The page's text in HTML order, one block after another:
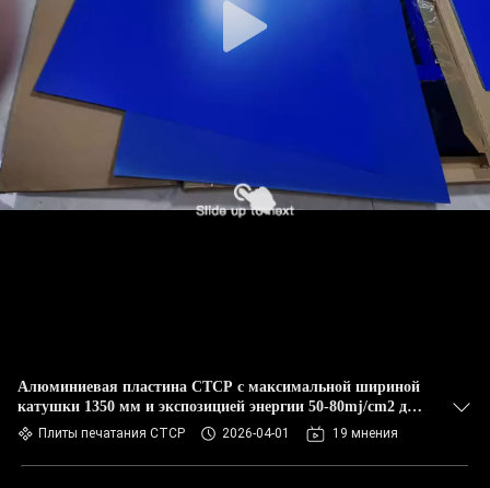
Алюминиевая пластина CTCP с максимальной шириной
катушки 1350 мм и экспозицией энергии 50-80mj/cm2 для
офсетной печати
Плиты печатания CTCP 2026-04-01 19 мнения